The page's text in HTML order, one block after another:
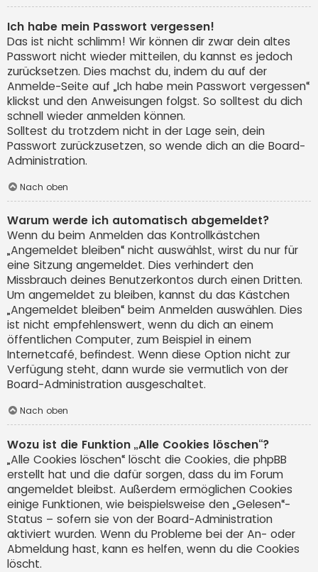
Ich habe mein Passwort vergessen!
Das ist nicht schlimm! Wir können dir zwar dein altes
Passwort nicht wieder mitteilen, du kannst es jedoch
zurücksetzen. Dies machst du, indem du auf der
Anmelde-Seite auf „Ich habe mein Passwort vergessen“
klickst und den Anweisungen folgst. So solltest du dich
schnell wieder anmelden können.
Solltest du trotzdem nicht in der Lage sein, dein
Passwort zurückzusetzen, so wende dich an die Board-
Administration.
Nach oben
Warum werde ich automatisch abgemeldet?
Wenn du beim Anmelden das Kontrollkästchen
„Angemeldet bleiben“ nicht auswählst, wirst du nur für
eine Sitzung angemeldet. Dies verhindert den
Missbrauch deines Benutzerkontos durch einen Dritten.
Um angemeldet zu bleiben, kannst du das Kästchen
„Angemeldet bleiben“ beim Anmelden auswählen. Dies
ist nicht empfehlenswert, wenn du dich an einem
öffentlichen Computer, zum Beispiel in einem
Internetcafé, befindest. Wenn diese Option nicht zur
Verfügung steht, dann wurde sie vermutlich von der
Board-Administration ausgeschaltet.
Nach oben
Wozu ist die Funktion „Alle Cookies löschen“?
„Alle Cookies löschen“ löscht die Cookies, die phpBB
erstellt hat und die dafür sorgen, dass du im Forum
angemeldet bleibst. Außerdem ermöglichen Cookies
einige Funktionen, wie beispielsweise den „Gelesen“-
Status – sofern sie von der Board-Administration
aktiviert wurden. Wenn du Probleme bei der An- oder
Abmeldung hast, kann es helfen, wenn du die Cookies
löscht.